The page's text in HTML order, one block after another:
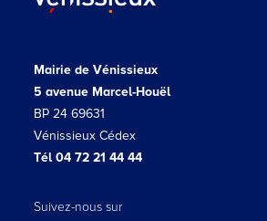
Mairie de Vénissieux
5 avenue Marcel-Houël
BP 24 69631
Vénissieux Cédex
Tél 04 72 21 44 44
Suivez-nous sur